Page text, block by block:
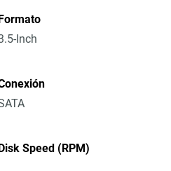
Inch
Speed (RPM)